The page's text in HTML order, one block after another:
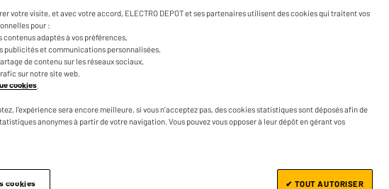
avis.
429€95
Fiche d'information sur le produit
votre visite, et avec votre accord, ELECTRO DEPOT et ses partenaires utilisent des cookies qui traitent vos
pour :
contenus adaptés à vos préférences,
publicités et communications personnalisées,
de contenu sur les réseaux sociaux,
sur notre site web.
cookies
l'expérience sera encore meilleure, si vous n'acceptez pas, des cookies statistiques sont déposés afin de
anonymes à partir de votre navigation. Vous pouvez vous opposer à leur dépôt en gérant vos
cookies ✔ TOUT AUTORISER